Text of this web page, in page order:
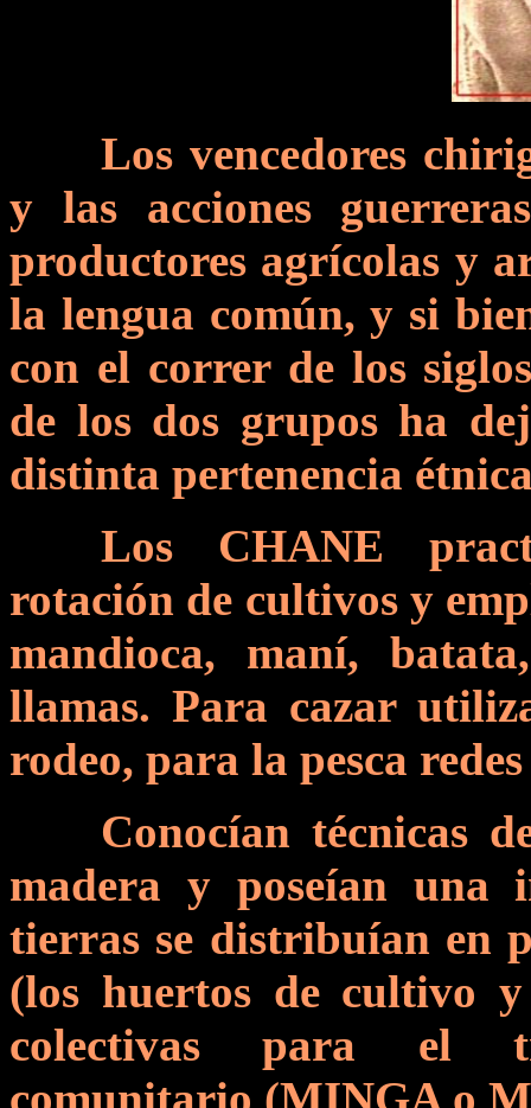
Los vencedores
y las acciones
productores agrícolas y
la lengua común, y si
con el correr de los
de los dos grupos ha
distinta pertenencia
Los CHANE
rotación de cultivos y
mandioca, maní,
llamas. Para cazar
rodeo, para la pesca
Conocían técnicas
madera y poseían una
tierras se distribuían en
(los huertos de cultivo
colectivas para el